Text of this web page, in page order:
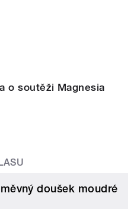
o soutěži Magnesia
doušek moudré